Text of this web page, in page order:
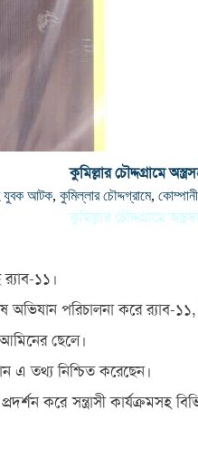
কুমিল্লার চৌদ্দগ্রামে
যুবক আটক, কুমিল্লার চৌদ্দগ্রামে,
কুমিল্লার চৌদ্দগ্রামে
১১।
অভিযান পরিচালনা করে
ছেলে।
এ তথ্য নিশ্চিত করেছেন।
করে সন্ত্রাসী কার্যক্রমসহ